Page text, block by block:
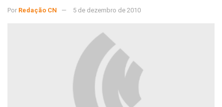
Por Redação CN 5 de dezembro de 2010